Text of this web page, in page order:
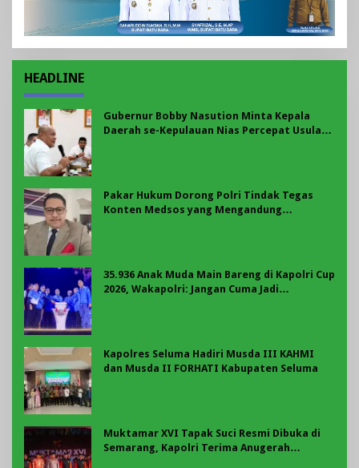
HEADLINE
Gubernur Bobby Nasution Minta Kepala
Daerah se-Kepulauan Nias Percepat Usulan
Pakar Hukum Dorong Polri Tindak Tegas
Konten Medsos yang Mengandung
35.936 Anak Muda Main Bareng di Kapolri Cup
2026, Wakapolri: Jangan Cuma Jadi
Kapolres Seluma Hadiri Musda III KAHMI
dan Musda II FORHATI Kabupaten Seluma
Muktamar XVI Tapak Suci Resmi Dibuka di
Semarang, Kapolri Terima Anugerah